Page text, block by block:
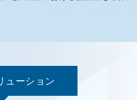
ューション